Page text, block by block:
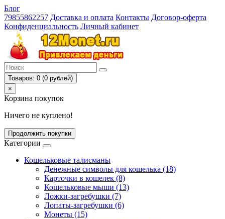
Блог
79855862257 Доставка и оплата Контакты Договор-оферта
Конфиденциальность Личный кабинет
Товаров: 0 (0 рублей)
×
Корзина покупок
Ничего не куплено!
Продолжить покупки
Категории
Кошельковые талисманы
Денежные символы для кошелька (18)
Карточки в кошелек (8)
Кошельковые мыши (13)
Ложки-загребушки (7)
Лопаты-загребушки (6)
Монеты (15)